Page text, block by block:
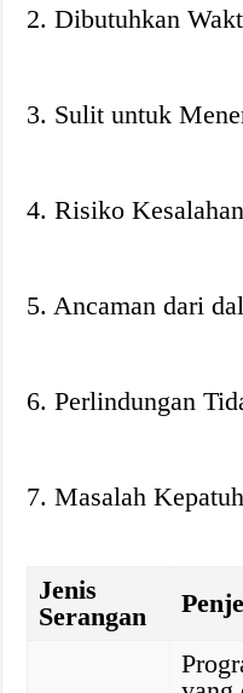
2. Dibutuhkan
3. Sulit untuk
4. Risiko
5. Ancaman dari
6. Perlindungan
7. Masalah
Jenis
Serangan